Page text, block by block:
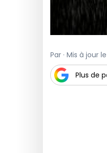
Par · Mis à jour
Plus de